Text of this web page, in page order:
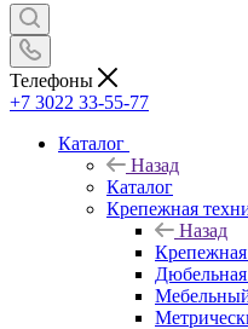
Телефоны
+7 3022 33-55-77
Каталог
Назад
Каталог
Крепежная
Назад